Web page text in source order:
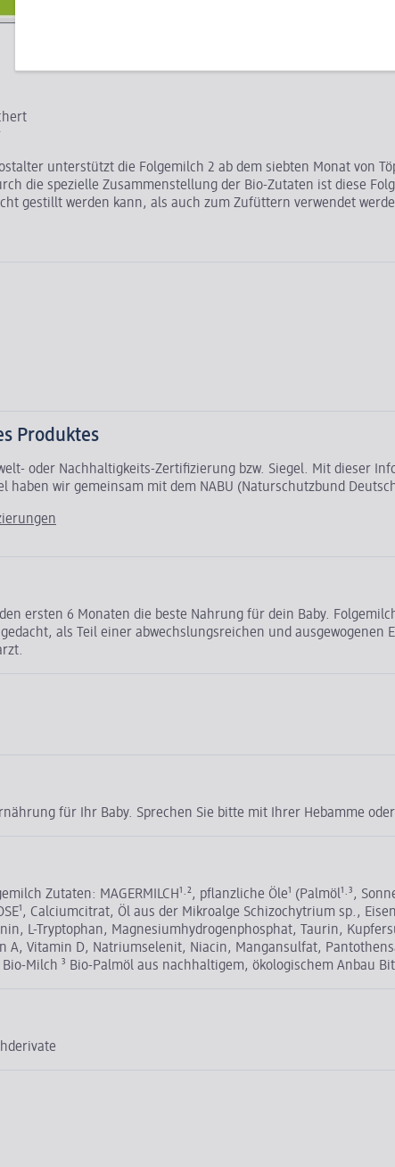
unterstützt die Folgemilch 2 ab dem siebten Monat
die spezielle Zusammenstellung der Bio-Zutaten ist diese
gestillt werden kann, als auch zum Zufüttern verwendet
Produktes
oder Nachhaltigkeits-Zertifizierung bzw. Siegel. Mit dieser
haben wir gemeinsam mit dem NABU (Naturschutzbund
ersten 6 Monaten die beste Nahrung für dein Baby.
als Teil einer abwechslungsreichen und
für Ihr Baby. Sprechen Sie bitte mit Ihrer Hebamme
Zutaten: MAGERMILCH¹·², pflanzliche Öle¹ (Palmöl¹·³,
Calciumcitrat, Öl aus der Mikroalge Schizochytrium
L-Tryptophan, Magnesiumhydrogenphosphat, Taurin,
A, Vitamin D, Natriumselenit, Niacin, Mangansulfat,
Milch ³ Bio-Palmöl aus nachhaltigem, ökologischem Anbau